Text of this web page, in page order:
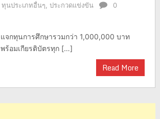
ทุนประเภทอื่นๆ ประกวดแข่งขัน
0
แจกทุนการศึกษารวมกว่า 1,000,000 บาท
พร้อมเกียรติบัตรทุก […]
Read More